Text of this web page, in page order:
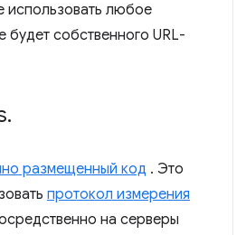
использовать любое
будет собственного URL-
.
размещенный код . Это
протокол измерения
на серверы